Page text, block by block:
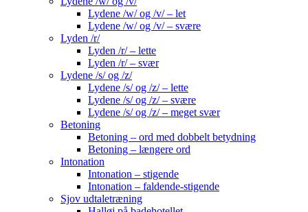
Lydene /w/ og /v/ – let
Lydene /w/ og /v/ – svære
Lyden /r/
Lyden /r/ – lette
Lyden /r/ – svær
Lydene /s/ og /z/
Lydene /s/ og /z/ – lette
Lydene /s/ og /z/ – svære
Lydene /s/ og /z/ – meget svær
Betoning
Betoning – ord med dobbelt betydning
Betoning – længere ord
Intonation
Intonation – stigende
Intonation – faldende-stigende
Sjov udtaletræning